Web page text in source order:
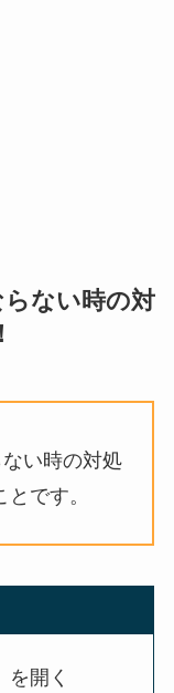
ない時の対
い時の対処
です。
を開く